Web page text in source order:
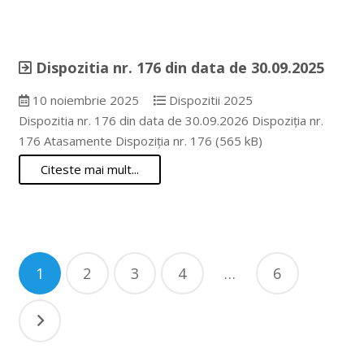
Dispozitia nr. 176 din data de 30.09.2025
10 noiembrie 2025
Dispozitii 2025
Dispozitia nr. 176 din data de 30.09.2026 Dispoziția nr.
176 Atasamente Dispoziția nr. 176 (565 kB)
Citeste mai mult...
Navigare
în
articole
1 2 3 4 … 6